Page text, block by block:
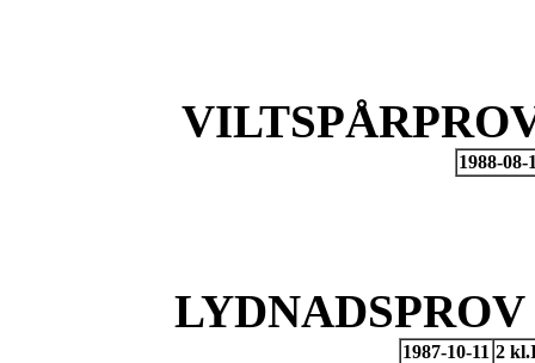
1988-08-
1987-10-11 2